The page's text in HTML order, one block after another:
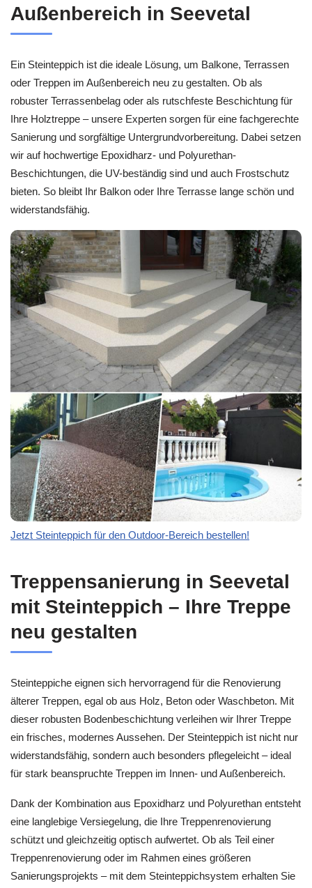
Außenbereich in Seevetal
Ein Steinteppich ist die ideale Lösung, um Balkone, Terrassen
oder Treppen im Außenbereich neu zu gestalten. Ob als
robuster Terrassenbelag oder als rutschfeste Beschichtung für
Ihre Holztreppe – unsere Experten sorgen für eine fachgerechte
Sanierung und sorgfältige Untergrundvorbereitung. Dabei setzen
wir auf hochwertige Epoxidharz- und Polyurethan-
Beschichtungen, die UV-beständig sind und auch Frostschutz
bieten. So bleibt Ihr Balkon oder Ihre Terrasse lange schön und
widerstandsfähig.
Jetzt Steinteppich für den Outdoor-Bereich bestellen!
Treppensanierung in Seevetal
mit Steinteppich – Ihre Treppe
neu gestalten
Steinteppiche eignen sich hervorragend für die Renovierung
älterer Treppen, egal ob aus Holz, Beton oder Waschbeton. Mit
dieser robusten Bodenbeschichtung verleihen wir Ihrer Treppe
ein frisches, modernes Aussehen. Der Steinteppich ist nicht nur
widerstandsfähig, sondern auch besonders pflegeleicht – ideal
für stark beanspruchte Treppen im Innen- und Außenbereich.
Dank der Kombination aus Epoxidharz und Polyurethan entsteht
eine langlebige Versiegelung, die Ihre Treppenrenovierung
schützt und gleichzeitig optisch aufwertet. Ob als Teil einer
Treppenrenovierung oder im Rahmen eines größeren
Sanierungsprojekts – mit dem Steinteppichsystem erhalten Sie